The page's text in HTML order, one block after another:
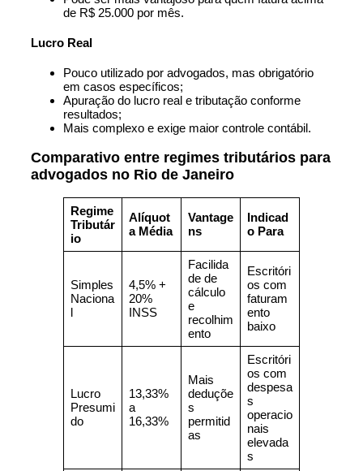
de R$ 25.000 por mês.
Lucro Real
Pouco utilizado por advogados, mas obrigatório
em casos específicos;
Apuração do lucro real e tributação conforme
resultados;
Mais complexo e exige maior controle contábil.
Comparativo entre regimes tributários para
advogados no Rio de Janeiro
Regime
Tributár
io
Alíquot
a Média
Vantage
ns
Indicad
o Para
Simples
Naciona
l
4,5% +
20%
INSS
Facilida
de de
cálculo
e
recolhim
ento
Escritóri
os com
faturam
ento
baixo
Lucro
Presumi
do
13,33%
a
16,33%
Mais
deduçõe
s
permitid
as
Escritóri
os com
despesa
s
operacio
nais
elevada
s